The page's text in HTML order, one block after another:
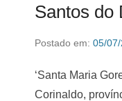
Santos do
Postado em: 05/
‘Santa Maria
Corinaldo,